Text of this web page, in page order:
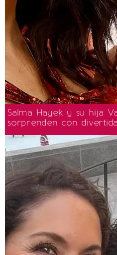
Salma Hayek y su hija
sorprenden con